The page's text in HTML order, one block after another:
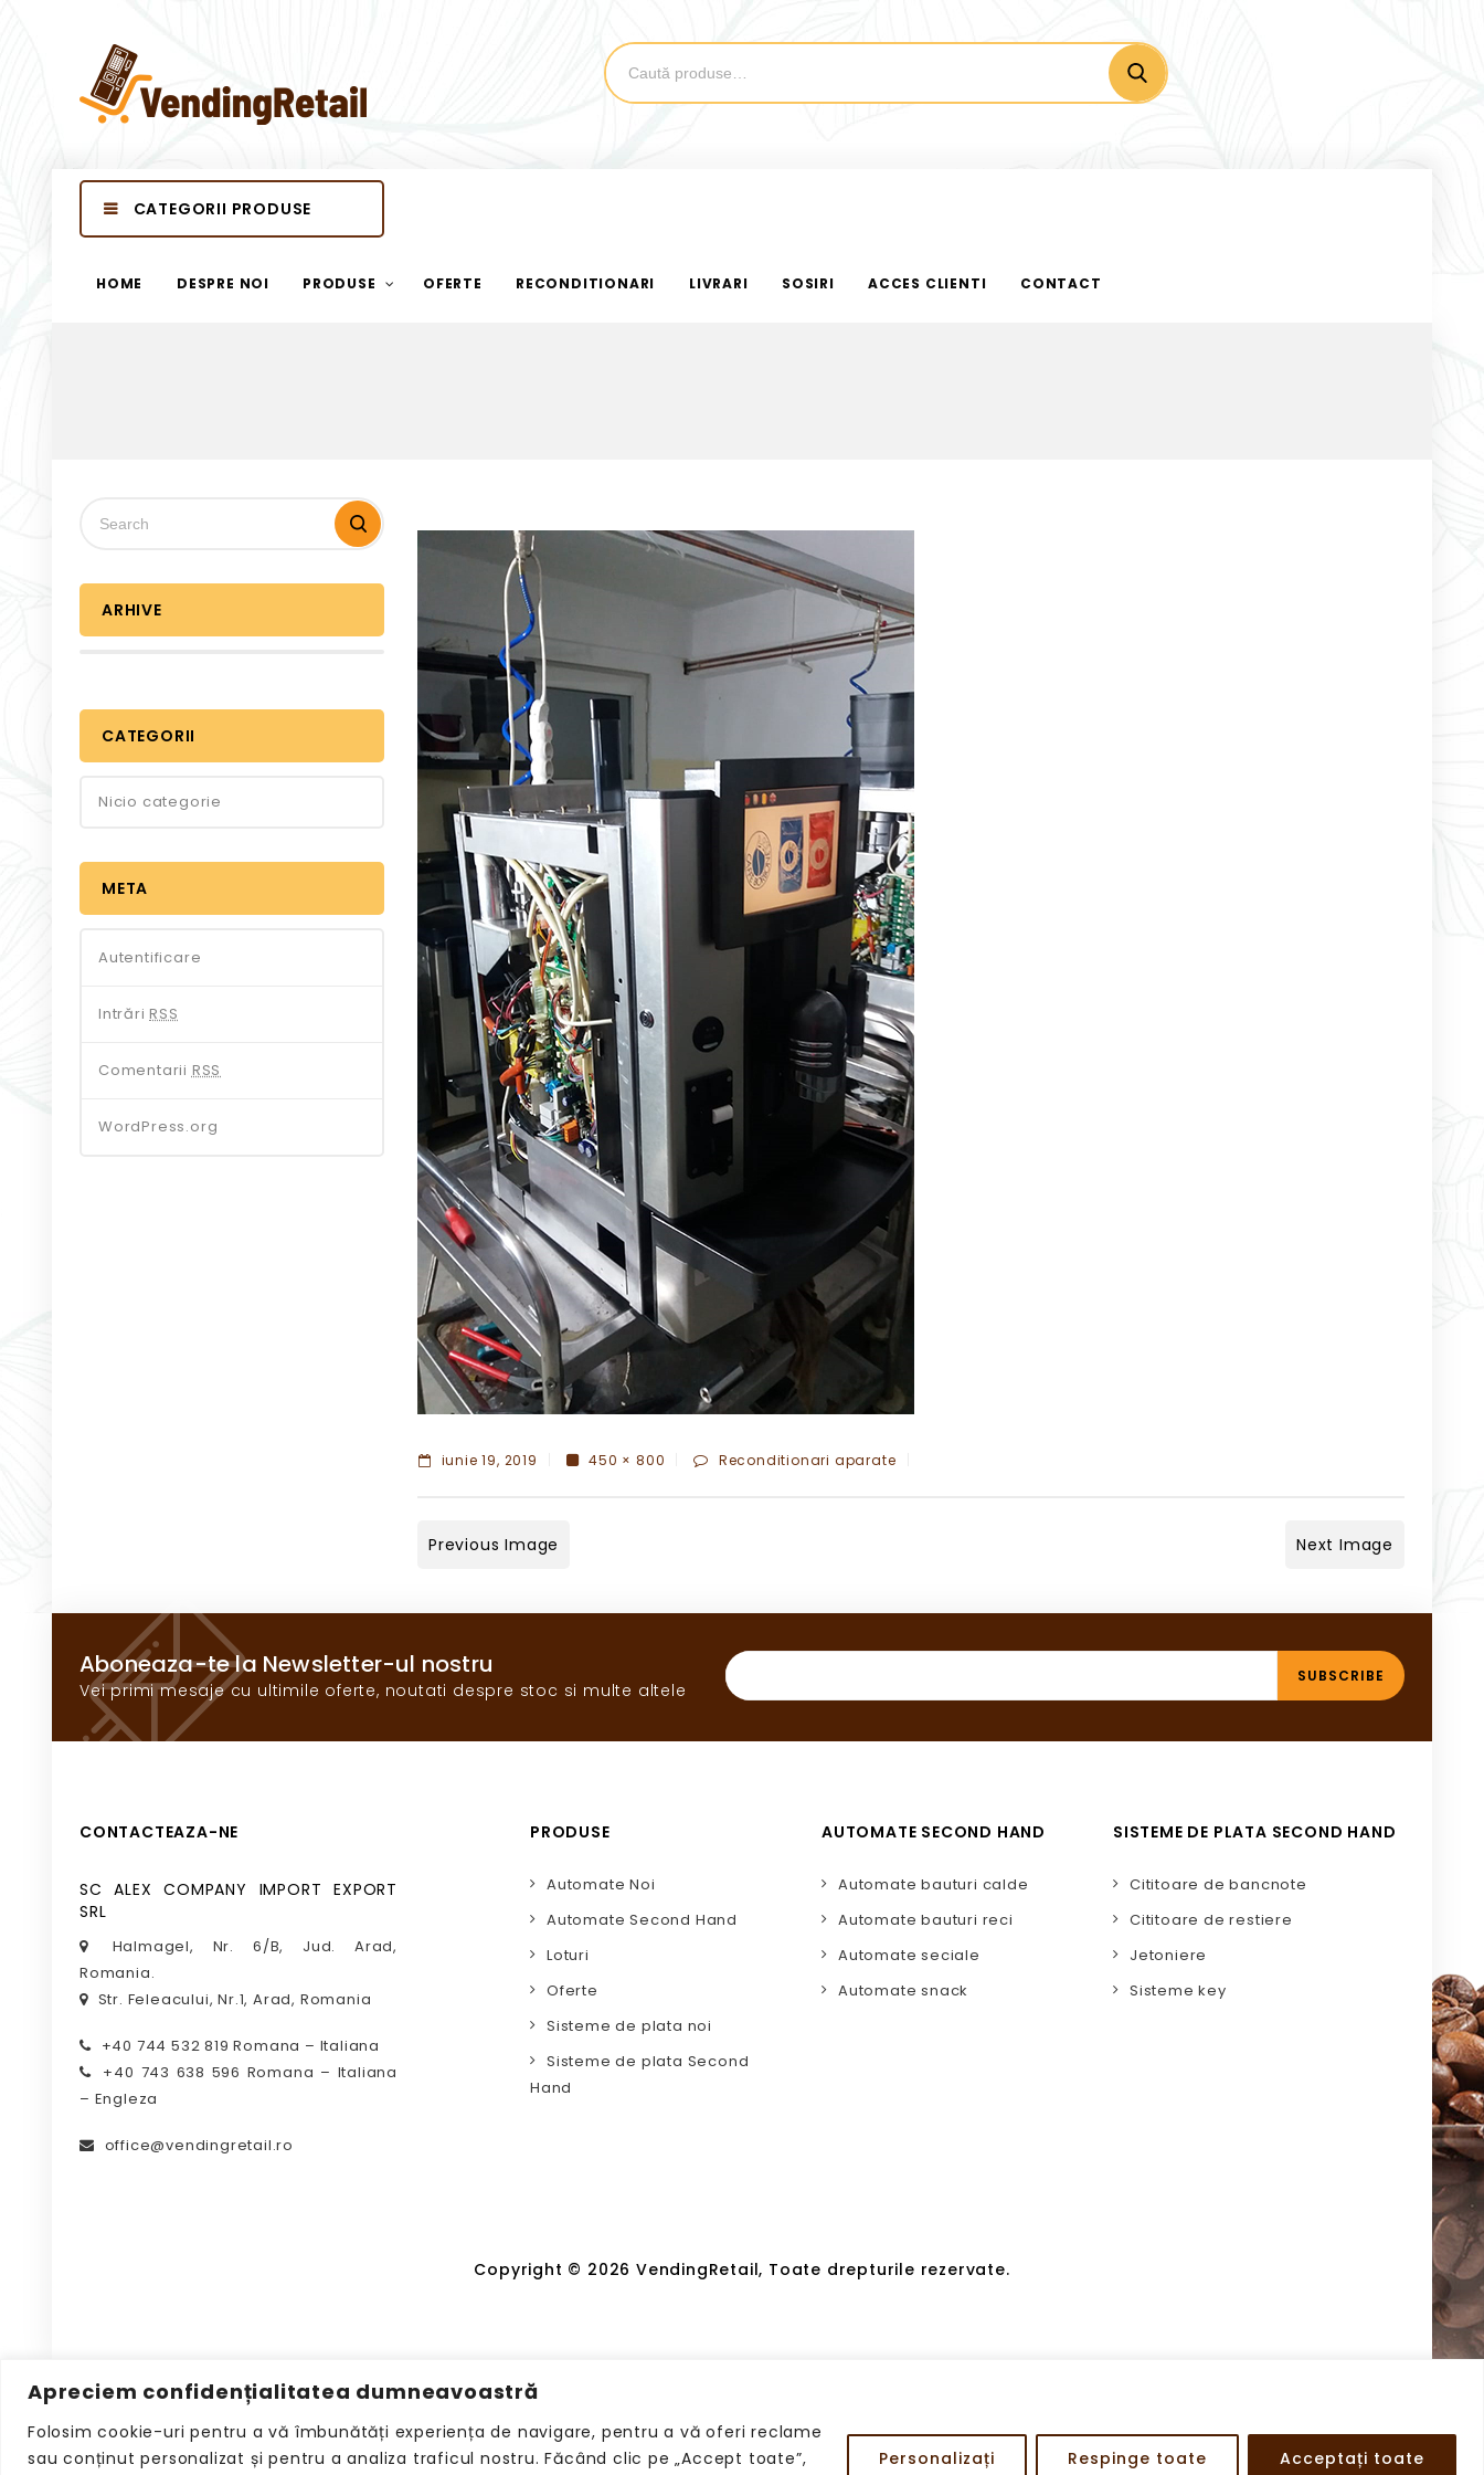
Apreciem confidențialitatea dumneavoastră
Folosim cookie-uri pentru a vă îmbunătăți experiența de navigare, pentru a vă oferi reclame
sau conținut personalizat și pentru a analiza traficul nostru. Făcând clic pe „Accept toate”,
Personalizați Respinge toate Acceptați toate
CATEGORII PRODUSE
HOME DESPRE NOI PRODUSE OFERTE RECONDITIONARI LIVRARI SOSIRI ACCES CLIENTI CONTACT
iunie 19, 2019 450 × 800 Reconditionari aparate
Previous Image Next Image
ARHIVE
CATEGORII
Nicio categorie
META
Autentificare
Intrări RSS
Comentarii RSS
WordPress.org
Aboneaza-te la Newsletter-ul nostru
Vei primi mesaje cu ultimile oferte, noutati despre stoc si multe altele
CONTACTEAZA-NE
SC ALEX COMPANY IMPORT EXPORT
SRL
Halmagel, Nr. 6/B, Jud. Arad,
Romania.
Str. Feleacului, Nr.1, Arad, Romania
+40 744 532 819 Romana – Italiana
+40 743 638 596 Romana – Italiana
– Engleza
office@vendingretail.ro
PRODUSE
Automate Noi
Automate Second Hand
Loturi
Oferte
Sisteme de plata noi
Sisteme de plata Second
Hand
AUTOMATE SECOND HAND
Automate bauturi calde
Automate bauturi reci
Automate seciale
Automate snack
SISTEME DE PLATA SECOND HAND
Cititoare de bancnote
Cititoare de restiere
Jetoniere
Sisteme key
Copyright © 2026 VendingRetail, Toate drepturile rezervate.